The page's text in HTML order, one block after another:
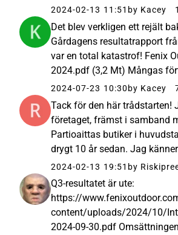
bakgrund verkar företaget
vandringskläder med sina
varumärken, varav Fjällräven
2024-02-13 11:51 by Kacey
Det blev verkligen ett rejält
Gårdagens resultatrapport
var en total katastrof! Fenix
2024.pdf (3,2 Mt) Mångas
bolaget sätts verkligen på
Varumärket Fjällräven bär
företaget, men även dess
2024-07-23 10:30 by Kacey
Tack för den här trådstarten!
företaget, främst i samband
Partioaittas butiker i
drygt 10 år sedan. Jag
varumärkena genom egen
har koll på
Globetrotter, som verkar i
2024-02-13 19:51 by
Q3-resultatet är ute:
https://
content/uploads/2024/10/
2024-09-30.pdf